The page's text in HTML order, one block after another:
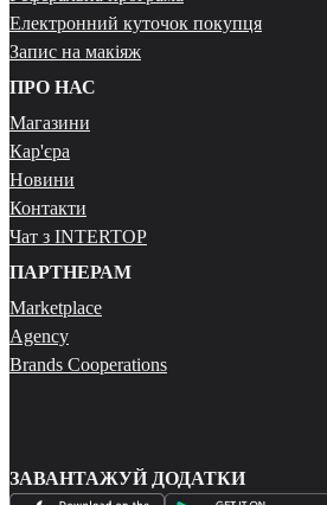
Електронний куточок покупця
Запис на макіяж
ПРО НАС
Магазини
Кар'єра
Новини
Контакти
Чат з INTERTOP
ПАРТНЕРАМ
Marketplace
Agency
Brands Cooperations
ЗАВАНТАЖУЙ ДОДАТКИ